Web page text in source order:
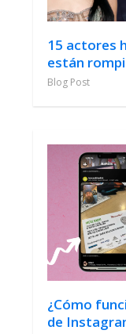
15 actores
están
Blog Post
¿Cómo
de